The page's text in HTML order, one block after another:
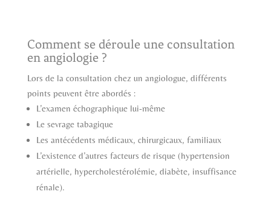
Comment se déroule une consultation
en angiologie ?
Lors de la consultation chez un angiologue, différents
points peuvent être abordés :
L’examen échographique lui-même
Le sevrage tabagique
Les antécédents médicaux, chirurgicaux, familiaux
L’existence d’autres facteurs de risque (hypertension
artérielle, hypercholestérolémie, diabète, insuffisance
rénale).